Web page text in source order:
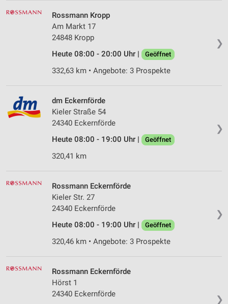
❯
Rossmann Kropp
Am Markt 17
24848 Kropp
Heute 08:00 - 20:00 Uhr |
Geöffnet
332,63 km • Angebote: 3 Prospekte
❯
dm Eckernförde
Kieler Straße 54
24340 Eckernförde
Heute 08:00 - 19:00 Uhr |
Geöffnet
320,41 km
❯
Rossmann Eckernförde
Kieler Str. 27
24340 Eckernförde
Heute 08:00 - 19:00 Uhr |
Geöffnet
320,46 km • Angebote: 3 Prospekte
❯
Rossmann Eckernförde
Hörst 1
24340 Eckernförde